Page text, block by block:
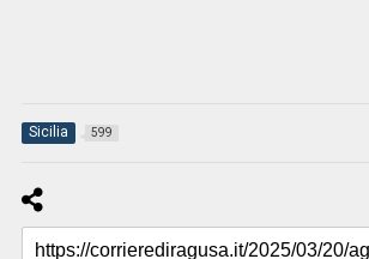
Sicilia 599